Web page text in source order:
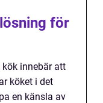
för
innebär att
köket i det
en känsla av